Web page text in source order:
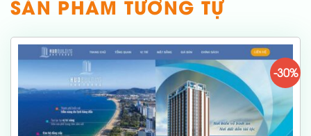
SẢN PHẨM TƯƠNG TỰ
-30%